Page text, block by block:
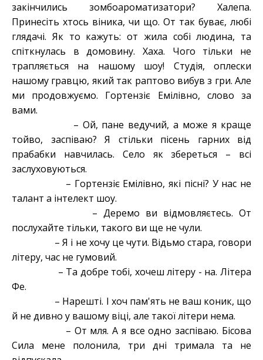
закінчились зомбоароматизатори? Халепа.
Принесіть хтось віника, чи що. От так буває, любі
глядачі. Як то кажуть: от жила собі людина, та
спіткнулась в домовину. Хаха. Чого тільки не
трапляється на нашому шоу! Студія, оплески
нашому гравцю, який так раптово вибув з гри. Але
ми продовжуємо. Гортензіє Емілівно, слово за
вами.
– Ой, пане ведучий, а може я краще
тойво, заспіваю? Я стільки пісень гарних від
прабабки навчилась. Село як збереться – всі
заслуховуються.
– Гортензіє Емілівно, які пісні? У нас не
талант а інтелект шоу.
– Деремо ви відмовляєтесь. От
послухайте тільки, такого ви ще не чули.
– Я і не хочу це чути. Відьмо стара, говори
літеру, час не гумовий.
– Та добре тобі, хочеш літеру - на. Літера
Фе.
– Нарешті. І хоч пам'ять не ваш коник, що
й не дивно у вашому віці, але такої літери нема.
– От мля. А я все одно заспіваю. Бісова
Сила мене полонила, три дні тримала та не